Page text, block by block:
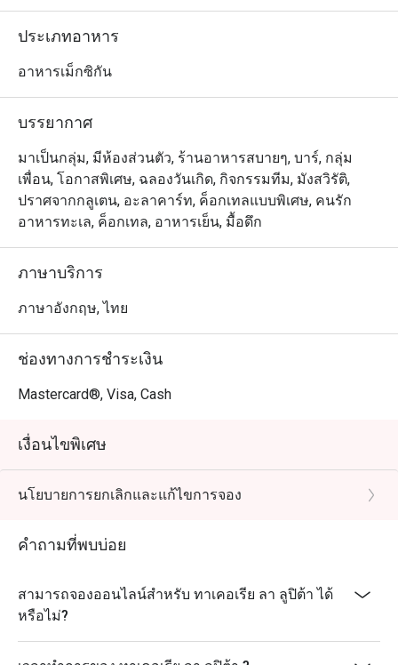
ความสนุกสนานและสีสันแห่งศิลปะ และยังเปิดโอกาสให้
ลูกค้าได้ใกล้ชิดกับเชฟที่ยืนทำอาหารให้เห็นตรงหน้าด้วย
งานเป็นอย่างยิ่ง ซึ่งนอกจากทาโก้แล้ว ก็ยังมีเมนูสตรีทฟู้ด
ประเภทอาหาร
อาหารเม็กซิกัน
บรรยากาศ
มาเป็นกลุ่ม, มีห้องส่วนตัว, ร้านอาหารสบายๆ, บาร์, กลุ่ม
เพื่อน, โอกาสพิเศษ, ฉลองวันเกิด, กิจกรรมทีม, มังสวิรัติ,
ปราศจากกลูเตน, อะลาคาร์ท, ค็อกเทลแบบพิเศษ, คนรัก
อาหารทะเล, ค็อกเทล, อาหารเย็น, มื้อดึก
ภาษาบริการ
ภาษาอังกฤษ, ไทย
ช่องทางการชำระเงิน
Mastercard®, Visa, Cash
เงื่อนไขพิเศษ
นโยบายการยกเลิกและแก้ไขการจอง
คำถามที่พบบ่อย
สามารถจองออนไลน์สำหรับ ทาเคอเรีย ลา ลูปิต้า ได้
หรือไม่?